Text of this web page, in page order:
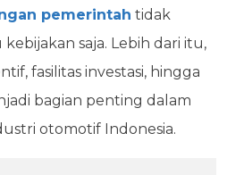
pemerintah tidak
saja. Lebih dari itu,
fasilitas investasi, hingga
bagian penting dalam
otomotif Indonesia.